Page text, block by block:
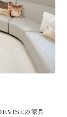
の家具